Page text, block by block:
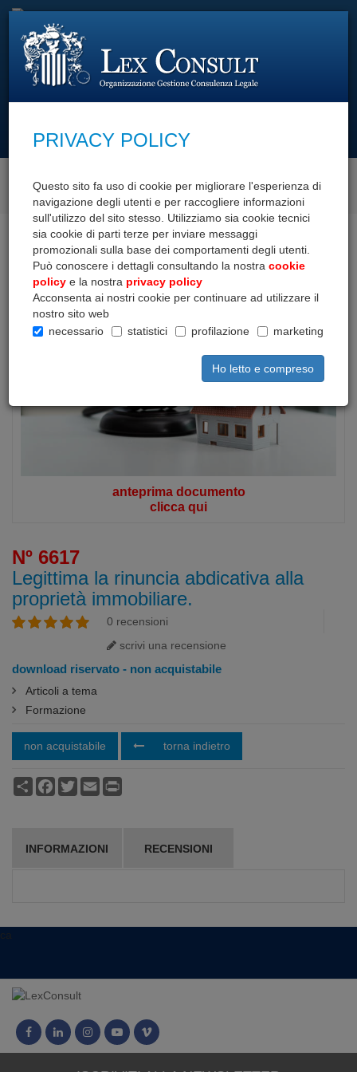
SCOPRI I NOSTRI SERVIZI
Home Area documenti Dettaglio documento
anteprima documento
clicca qui
Nº 6617
Legittima la rinuncia abdicativa alla
proprietà immobiliare.
0 recensioni
scrivi una recensione
download riservato - non acquistabile
Articoli a tema
Formazione
non acquistabile torna indietro
CondividiFacebookTwitterEmail
INFORMAZIONI RECENSIONI
PRIVACY POLICY
Questo sito fa uso di cookie per migliorare l'esperienza di
navigazione degli utenti e per raccogliere informazioni
sull'utilizzo del sito stesso. Utilizziamo sia cookie tecnici
sia cookie di parti terze per inviare messaggi
promozionali sulla base dei comportamenti degli utenti.
Può conoscere i dettagli consultando la nostra cookie
policy e la nostra privacy policy
Acconsenta ai nostri cookie per continuare ad utilizzare il
nostro sito web
necessario
statistici profilazione marketing
Ho letto e compreso